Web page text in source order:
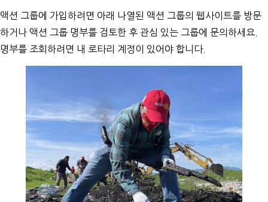
액션 그룹에 가입하려면 아래 나열된 액션 그룹의 웹사이트를 방문
하거나 액션 그룹 명부를 검토한 후 관심 있는 그룹에 문의하세요.
명부를 조회하려면 내 로타리 계정이 있어야 합니다.